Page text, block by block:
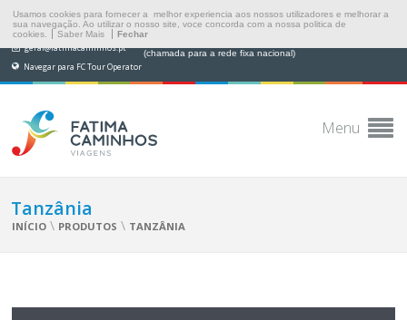
Usamos cookies para fornecer a melhor experiencia aos nossos utilizadores e melhorar a
sua navegação. Ao utilizar o nosso site, voce concorda com a nossa politica de
cookies.
Saber Mais Fechar
geral@fatimacaminhos.pt (chamada para a rede fixa nacional)
Navegar para FC Tour Operator
Menu
Tanzânia
INÍCIO \ PRODUTOS \ TANZÂNIA